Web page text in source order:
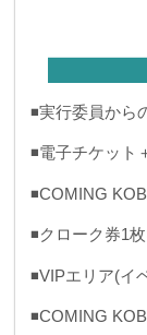
◾️実行委員から
◾️電子チケッ
◾️COMING
◾️クローク券1
◾️VIPエリア(イ
◾️COMING